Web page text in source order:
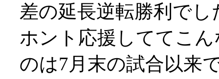
差の延長逆転勝利でし
ホント応援しててこ
のは7月末の試合以来